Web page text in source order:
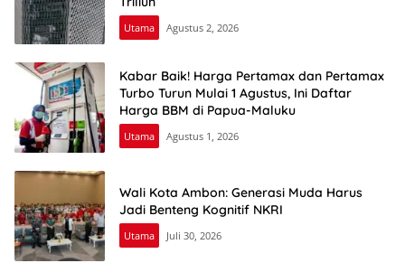
Utama Agustus 2, 2026
Kabar Baik! Harga Pertamax dan Pertamax
Turbo Turun Mulai 1 Agustus, Ini Daftar
Harga BBM di Papua-Maluku
Utama Agustus 1, 2026
Wali Kota Ambon: Generasi Muda Harus
Jadi Benteng Kognitif NKRI
Utama Juli 30, 2026